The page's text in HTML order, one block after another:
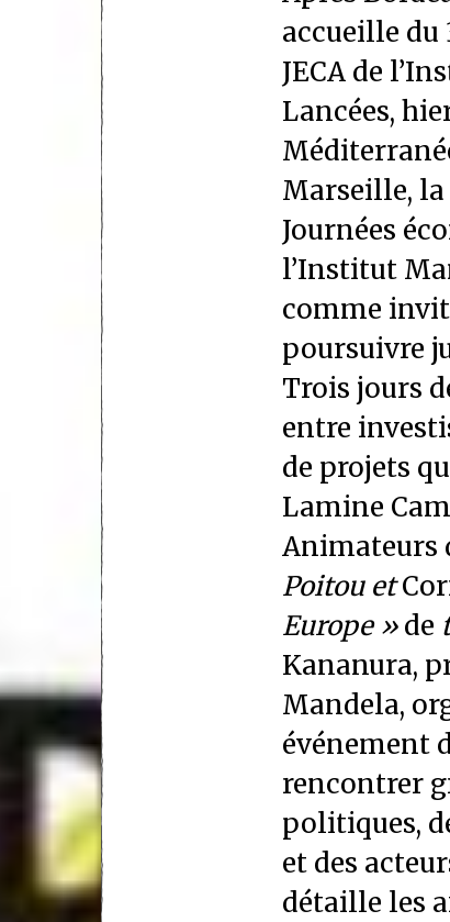
accueille du
JECA de
Lancées,
Marseille,
Journées
l’Institut
comme
poursuivre
Trois jours
entre
de projets
Lamine
Animateurs
Poitou et
Europe »de
Kananura,
Mandela,
événement
rencontrer
politiques,
et des
détaille les